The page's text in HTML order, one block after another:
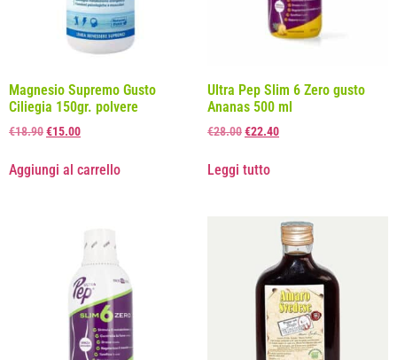
Magnesio Supremo Gusto
Ciliegia 150gr. polvere
€18.90€15.00
Aggiungi al carrello
Ultra Pep Slim 6 Zero gusto
Ananas 500 ml
€28.00€22.40
Leggi tutto